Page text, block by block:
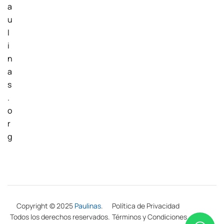
a
u
l
i
n
a
s
.
o
r
g
Copyright © 2025 Paulinas.
Todos los derechos reservados.
Política de Privacidad
Términos y Condiciones